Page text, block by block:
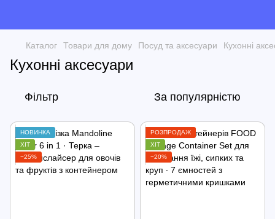
Каталог Товари для дому Посуд та аксесуари Кухонні
Кухонні аксесуари
Фільтр За популярністю
НОВИНКА
ХІТ
−25%
РОЗПРОДАЖ
ХІТ
−20%